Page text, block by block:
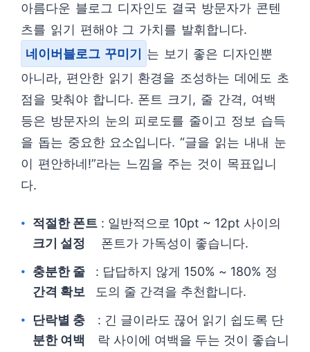
아름다운 블로그 디자인도 결국 방문자가 콘텐
츠를 읽기 편해야 그 가치를 발휘합니다.
네이버블로그 꾸미기
는 보기 좋은 디자인뿐
아니라, 편안한 읽기 환경을 조성하는 데에도 초
점을 맞춰야 합니다. 폰트 크기, 줄 간격, 여백
등은 방문자의 눈의 피로도를 줄이고 정보 습득
을 돕는 중요한 요소입니다. “글을 읽는 내내 눈
이 편안하네!”라는 느낌을 주는 것이 목표입니
다.
적절한 폰트
크기 설정
: 일반적으로 10pt ~ 12pt 사이의
폰트가 가독성이 좋습니다.
충분한 줄
간격 확보
: 답답하지 않게 150% ~ 180% 정
도의 줄 간격을 추천합니다.
단락별 충
분한 여백
: 긴 글이라도 끊어 읽기 쉽도록 단
락 사이에 여백을 두는 것이 좋습니